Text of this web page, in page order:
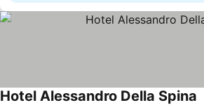
Hotel Alessandro Della Spina